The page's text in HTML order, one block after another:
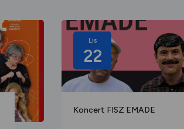
Lis
22
Koncert FISZ EMADE